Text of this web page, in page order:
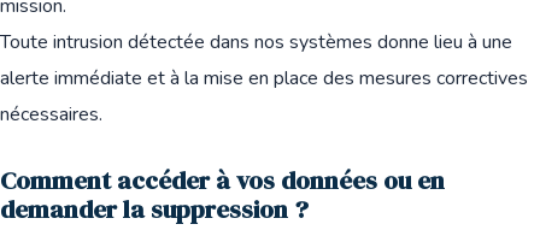
mission.
Toute intrusion détectée dans nos systèmes donne lieu à une
alerte immédiate et à la mise en place des mesures correctives
nécessaires.
Comment accéder à vos données ou en
demander la suppression ?